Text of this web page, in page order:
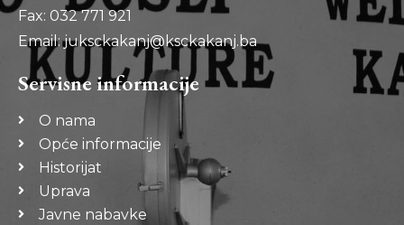
Fax: 032 771 921
Email: juksckakanj@ksckakanj.ba
Servisne informacije
O nama
Opće informacije
Historijat
Uprava
Javne nabavke